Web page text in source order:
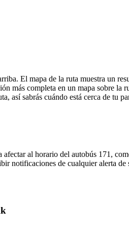
El mapa de la ruta muestra un
más completa en un mapa sobre la
así sabrás cuándo está cerca de tu
al horario del autobús 171,
notificaciones de cualquier alerta